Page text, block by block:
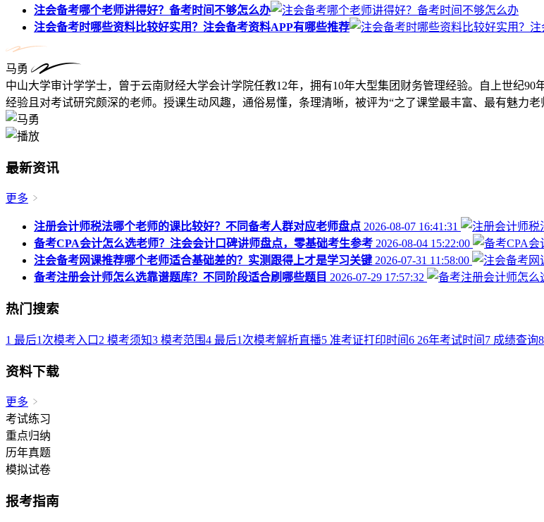
注会备考哪个老师讲得好？备考时间不够怎么办
注会备考时哪些资料比较好实用？注会备考资料APP有哪些推荐
马勇
中山大学审计学学士，曾于云南财经大学会计学院任教12年，拥有10年大型集团财务管理经验。自上世纪
经验且对考试研究颇深的老师。授课生动风趣，通俗易懂，条理清晰，被评为“之了课堂最丰富、最有魅力老
最新资讯
更多
注册会计师税法哪个老师的课比较好？不同备考人群对应老师盘点 2026-08-07 16:41:31
备考CPA会计怎么选老师？注会会计口碑讲师盘点，零基础考生参考 2026-08-04 15:22:00
注会备考网课推荐哪个老师适合基础差的？实测跟得上才是学习关键 2026-07-31 11:58:00
备考注册会计师怎么选靠谱题库？不同阶段适合刷哪些题目 2026-07-29 17:57:32
热门搜索
1 最后1次模考入口 2 模考须知3 模考范围4 最后1次模考解析直播5 准考证打印时间6 26年考试时间 7 成绩查询8
资料下载
更多
考试练习
重点归纳
历年真题
模拟试卷
报考指南